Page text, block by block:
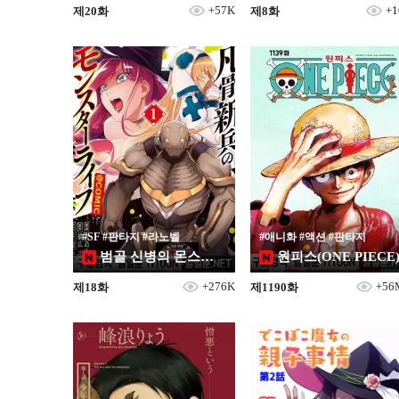
제20화 +57K 제8화
#SF #판타지 #라노벨
범골 신병의 몬스터 라이프
제18화 +276K
#애니화 #액션 #판타지
원피스(ONE PIECE)
제1190화